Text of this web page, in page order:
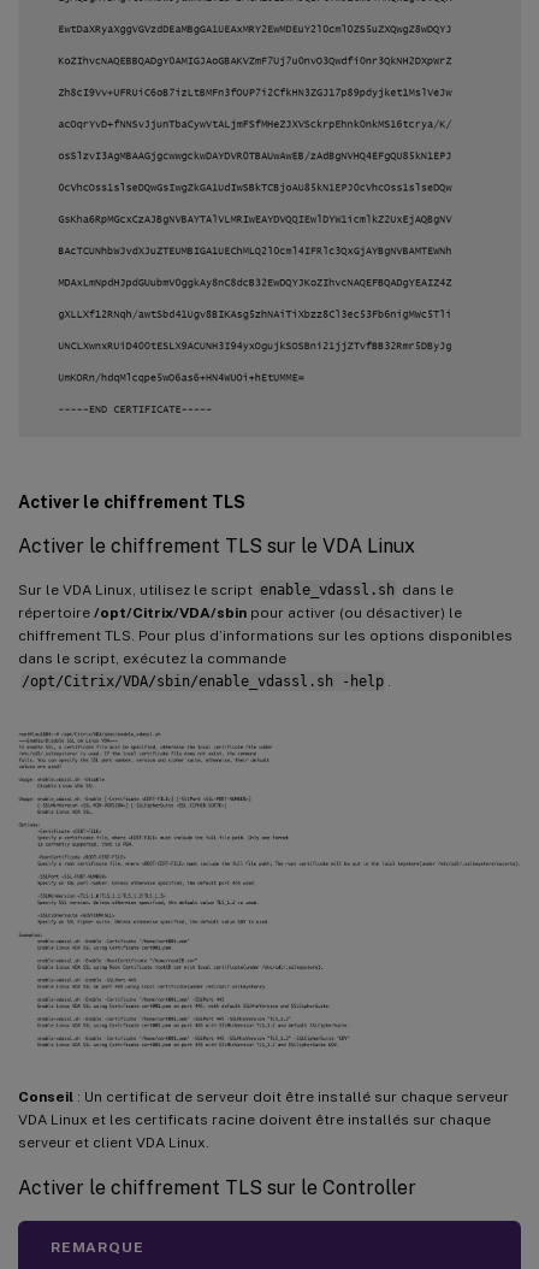
Activer le chiffrement TLS
Activer le chiffrement TLS sur le VDA Linux
Sur le VDA Linux, utilisez le script enable_vdassl.sh dans le
répertoire /opt/Citrix/VDA/sbin pour activer (ou désactiver) le
chiffrement TLS. Pour plus d’informations sur les options disponibles
dans le script, exécutez la commande
/opt/Citrix/VDA/sbin/enable_vdassl.sh -help .
Conseil : Un certificat de serveur doit être installé sur chaque serveur
VDA Linux et les certificats racine doivent être installés sur chaque
serveur et client VDA Linux.
Activer le chiffrement TLS sur le Controller
REMARQUE